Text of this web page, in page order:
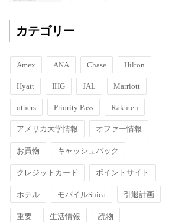
カテゴリー
Amex ANA Chase Hilton
Hyatt IHG JAL Marriott
others Priority Pass Rakuten
アメリカ大学情報 オファー情報
お買物 キャッシュバック
クレジットカード ポイントサイト
ホテル モバイルSuica 引退計画
重要 生活情報 読物